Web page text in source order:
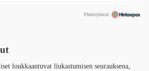
Yhteistyössä
loukkaantuvat liukastumisen seurauksena,